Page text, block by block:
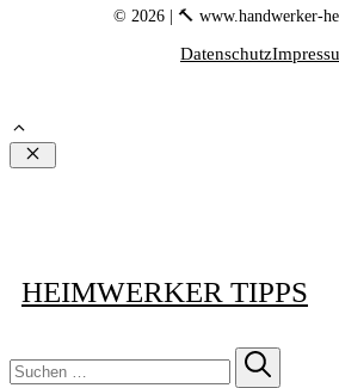
© 2026 | 🔨 www.handwerker-
Datenschutz
Schließen
HEIMWERKER TIPPS
Suchen
nach: